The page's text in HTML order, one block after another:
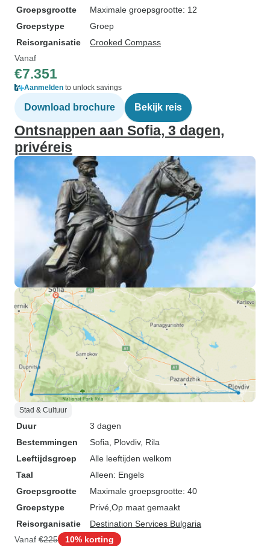
Groepsgrootte
Maximale groepsgrootte: 12
Groepstype
Groep
Reisorganisatie
Crooked Compass
Vanaf
€7.351
Aanmelden to unlock savings
Download brochure Bekijk reis
Ontsnappen aan Sofia, 3 dagen,
privéreis
Stad & Cultuur
Duur
3 dagen
Bestemmingen
Sofia , Plovdiv, Rila
Leeftijdsgroep
Alle leeftijden welkom
Taal
Alleen: Engels
Groepsgrootte
Maximale groepsgrootte: 40
Groepstype
Privé Op maat gemaakt
Reisorganisatie
Destination Services Bulgaria
Vanaf €225 10% korting